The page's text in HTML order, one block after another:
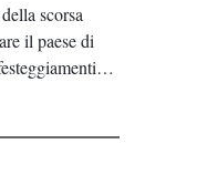
scorsa
il paese di